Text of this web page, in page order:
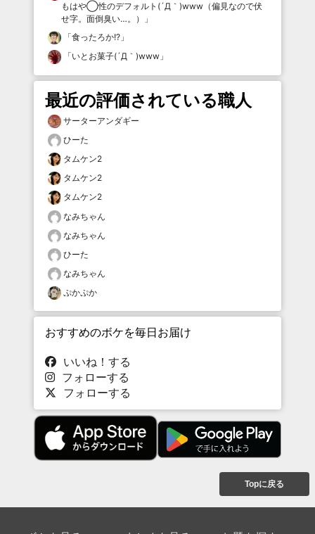
もはや◯性のデフォルト(´Д｀)www（偏見なので伏
せ字。面倒臭い…。）
」
「食ったろか!? 」
「いとお菓子(´Д｀)www 」
最近の評価されている職人
サーターアンダギー
ひーた
タムケン2
タムケン2
タムケン2
なみちゃん
なみちゃん
ひーた
なみちゃん
ぷかぷか
おすすめのボケを毎日お届け
いいね！する
フォローする
フォローする
Topに戻る